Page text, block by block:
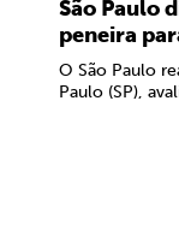
São Paulo
peneira
O São Paulo
Paulo (SP),